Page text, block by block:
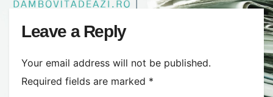
Leave a Reply
Your email address will not be published.
Required fields are marked *